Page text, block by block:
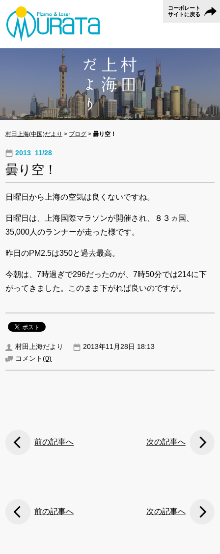
コーポレート
サイトに戻る
村田上海(中国)だより > ブログ >曇り空！
2013_11/28
曇り空！
日曜日から上海の空気は良くないですね。
日曜日は、上海国際マラソンが開催され、８３ヵ国、
35,000人のランナーが走った様です。
昨日のPM2.5は350と過去最高。
今朝は、7時過ぎで296だったのが、7時50分では214に下
がってきました。このまま下がれば良いのですが。
村田上海だより
2013年11月28日 18:13
コメント(0)
前の記事へ 次の記事へ
前の記事へ 次の記事へ